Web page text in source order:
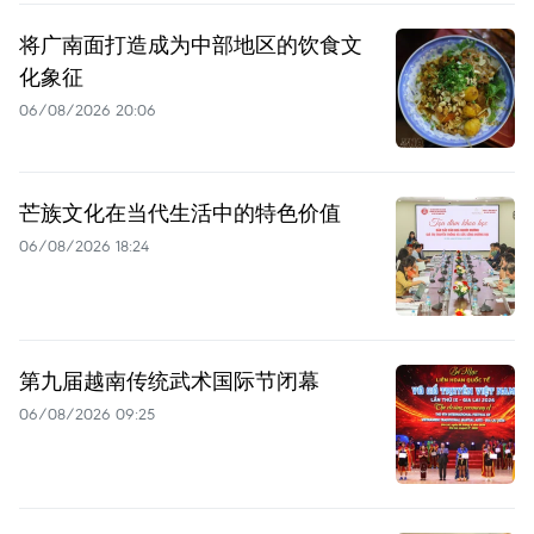
将广南面打造成为中部地区的饮食文
化象征
06/08/2026 20:06
芒族文化在当代生活中的特色价值
06/08/2026 18:24
第九届越南传统武术国际节闭幕
06/08/2026 09:25